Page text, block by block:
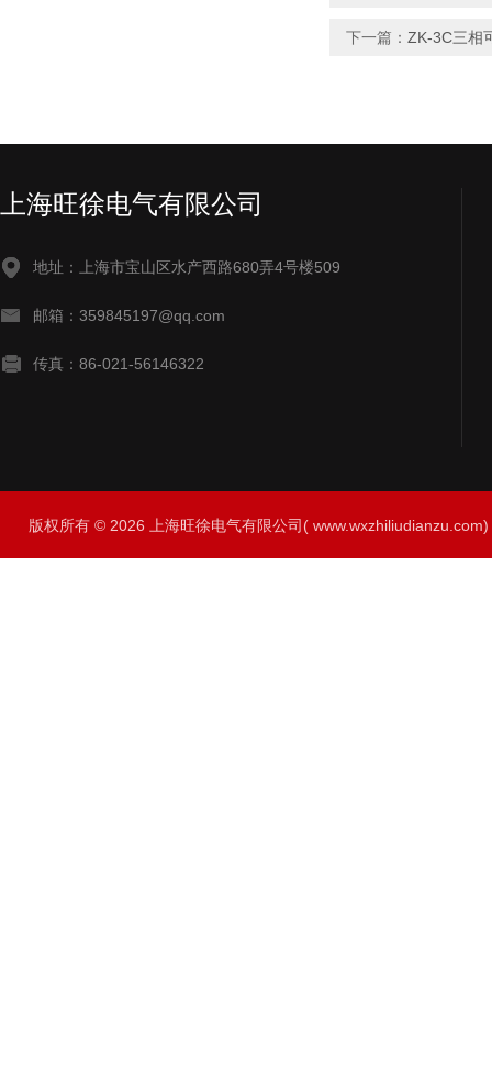
下一篇： ZK-3C三相
上海旺徐电气有限公司
地址：上海市宝山区水产西路680弄4号楼509
邮箱：359845197@qq.com
传真：86-021-56146322
版权所有 © 2026 上海旺徐电气有限公司(